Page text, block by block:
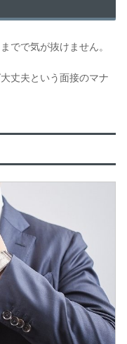
でで気が抜けません。
丈夫という面接のマナ